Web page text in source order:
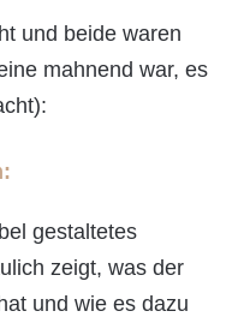
und beide waren
mahnend war, es
gestaltetes
zeigt, was der
und wie es dazu